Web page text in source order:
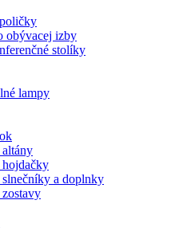
obývacej izby
stolíky
lampy
altány
hojdačky
slnečníky a doplnky
zostavy